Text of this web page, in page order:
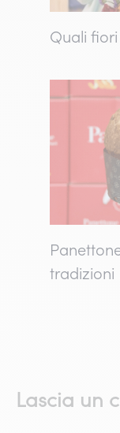
Quali
tradizioni
Lascia un